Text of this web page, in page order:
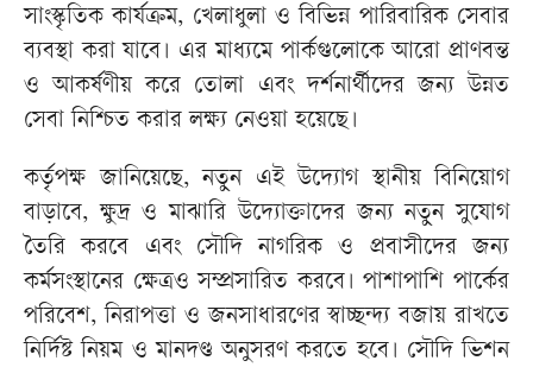
সাংস্কৃতিক কার্যক্রম, খেলাধুলা ও বিভিন্ন পারিবারিক সেবার
ব্যবস্থা করা যাবে। এর মাধ্যমে পার্কগুলোকে আরো প্রাণবন্ত
ও আকর্ষণীয় করে তোলা এবং দর্শনার্থীদের জন্য উন্নত
সেবা নিশ্চিত করার লক্ষ্য নেওয়া হয়েছে।
কর্তৃপক্ষ জানিয়েছে, নতুন এই উদ্যোগ স্থানীয় বিনিয়োগ
বাড়াবে, ক্ষুদ্র ও মাঝারি উদ্যোক্তাদের জন্য নতুন সুযোগ
তৈরি করবে এবং সৌদি নাগরিক ও প্রবাসীদের জন্য
কর্মসংস্থানের ক্ষেত্রও সম্প্রসারিত করবে। পাশাপাশি পার্কের
পরিবেশ, নিরাপত্তা ও জনসাধারণের স্বাচ্ছন্দ্য বজায় রাখতে
নির্দিষ্ট নিয়ম ও মানদণ্ড অনুসরণ করতে হবে। সৌদি ভিশন